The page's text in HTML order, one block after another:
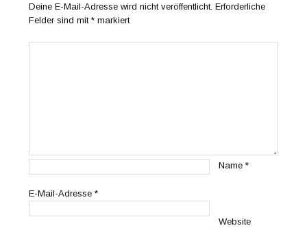
Deine E-Mail-Adresse wird nicht veröffentlicht. Erforderliche
Felder sind mit* markiert
Name*
E-Mail-Adresse*
Website